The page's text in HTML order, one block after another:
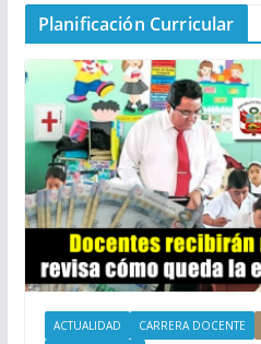
Planificación Curricular
ACTUALIDAD CARRERA DOCENTE